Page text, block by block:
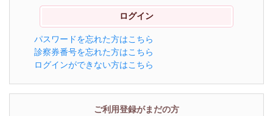
パスワードを忘れた方はこちら
診察券番号を忘れた方はこちら
ログインができない方はこちら
ご利用登録がまだの方